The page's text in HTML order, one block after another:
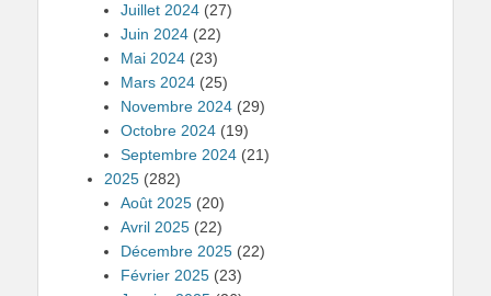
Juillet 2024 (27)
Juin 2024 (22)
Mai 2024 (23)
Mars 2024 (25)
Novembre 2024 (29)
Octobre 2024 (19)
Septembre 2024 (21)
2025 (282)
Août 2025 (20)
Avril 2025 (22)
Décembre 2025 (22)
Février 2025 (23)